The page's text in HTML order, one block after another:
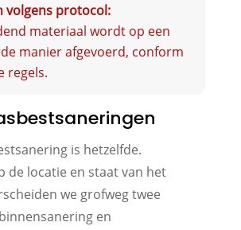
volgens protocol:
materiaal wordt op een
manier afgevoerd, conform
regels.
is hetzelfde.
de locatie en staat van het
we grofweg twee
en